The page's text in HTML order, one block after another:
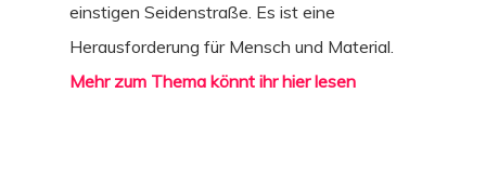
einstigen Seidenstraße. Es ist eine
Herausforderung für Mensch und Material.
Mehr zum Thema könnt ihr hier lesen